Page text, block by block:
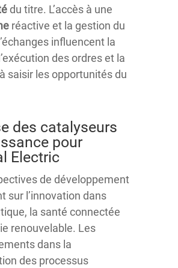
du titre. L’accès à une
réactive et la gestion du
influencent la
des ordres et la
saisir les opportunités du
des catalyseurs
pour
Electric
de développement
sur l’innovation dans
la santé connectée
renouvelable. Les
dans la
des processus